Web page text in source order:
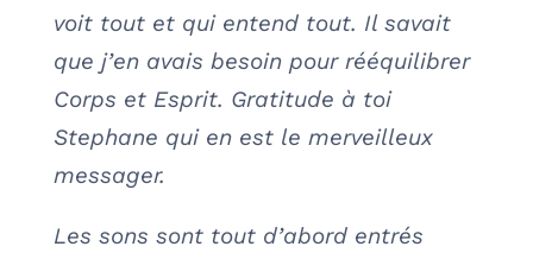
voit tout et qui entend tout. Il savait
que j’en avais besoin pour rééquilibrer
Corps et Esprit. Gratitude à toi
Stephane qui en est le merveilleux
messager.
Les sons sont tout d’abord entrés